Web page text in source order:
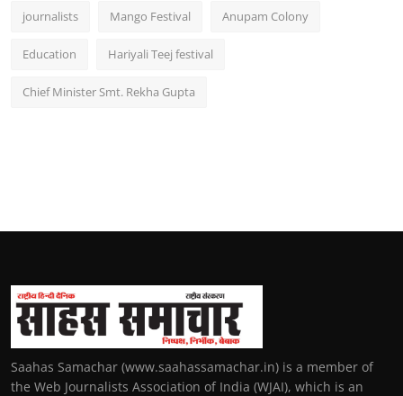
journalists Mango Festival Anupam Colony
Education Hariyali Teej festival
Chief Minister Smt. Rekha Gupta
Saahas Samachar (www.saahassamachar.in) is a member of
the Web Journalists Association of India (WJAI), which is an